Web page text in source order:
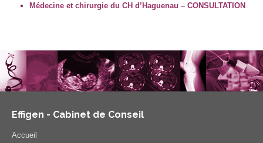
Médecine et chirurgie du CH d’Haguenau – CONSULTATION
Effigen - Cabinet de Conseil
Accueil